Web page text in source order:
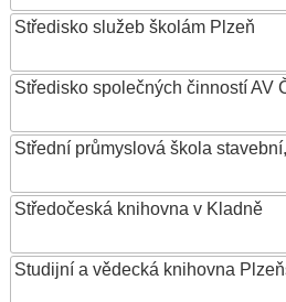
Středisko služeb školám Plzeň
Středisko společných činností AV
Střední průmyslová škola
Středočeská knihovna v Kladně
Studijní a vědecká knihovna